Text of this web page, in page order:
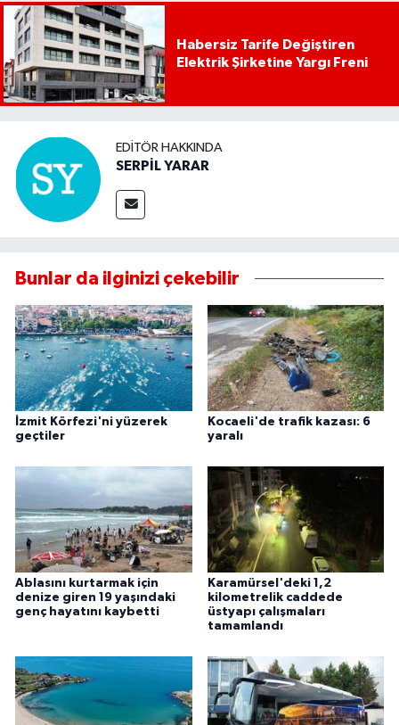
Habersiz Tarife Değiştiren
Elektrik Şirketine Yargı Freni
EDITÖR HAKKINDA
SERPİL YARAR
Bunlar da ilginizi çekebilir
İzmit Körfezi'ni yüzerek
geçtiler
Kocaeli'de trafik kazası: 6
yaralı
Ablasını kurtarmak için
denize giren 19 yaşındaki
genç hayatını kaybetti
Karamürsel'deki 1,2
kilometrelik caddede
üstyapı çalışmaları
tamamlandı